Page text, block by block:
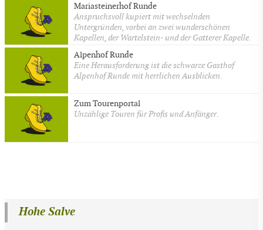
Mariasteinerhof Runde
Anspruchsvoll kupiert mit wechselnden
Untergründen, vorbei an zwei wunderschönen
Kapellen, der Wartelstein- und der Gatterer Kapelle.
Alpenhof Runde
Eine Herausforderung ist die schwarze Gasthof
Alpenhof Runde mit herrlichen Ausblicken.
Zum Tourenportal
Unzählige Touren für Profis und Anfänger.
Hohe Salve